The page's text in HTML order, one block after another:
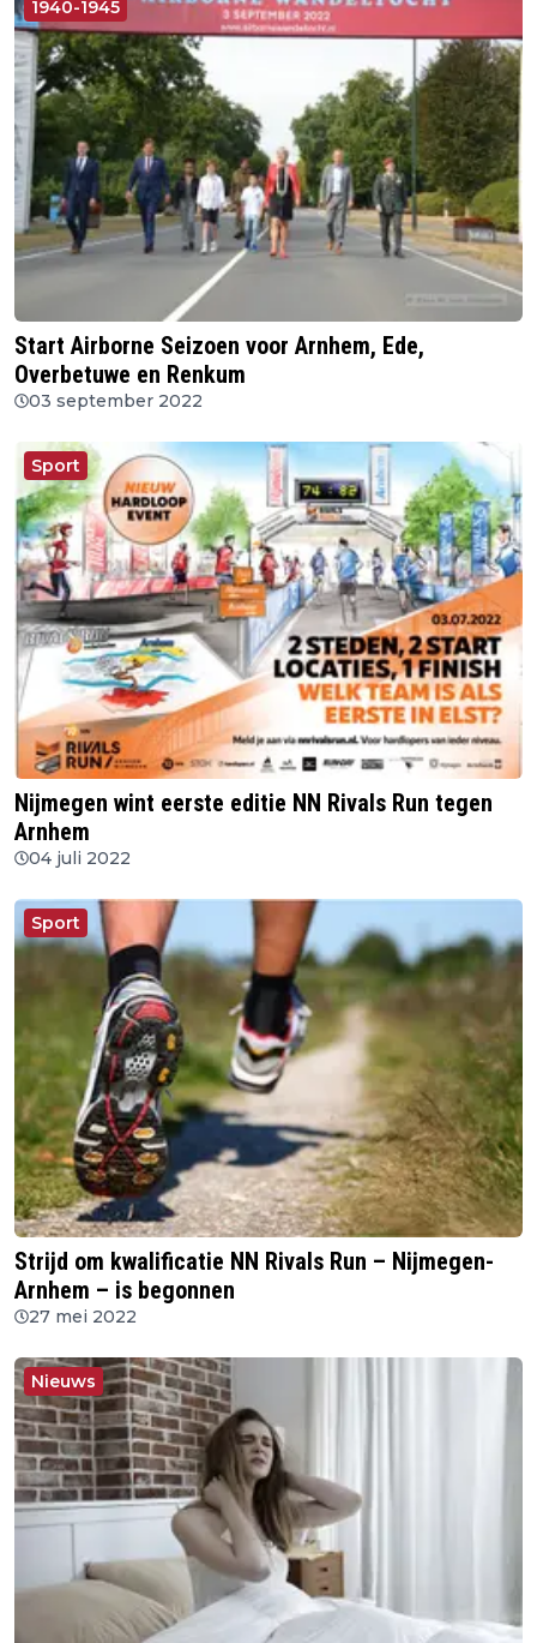
1940-1945
Start Airborne Seizoen voor Arnhem, Ede,
Overbetuwe en Renkum
03 september 2022
Sport
Nijmegen wint eerste editie NN Rivals Run tegen
Arnhem
04 juli 2022
Sport
Strijd om kwalificatie NN Rivals Run – Nijmegen-
Arnhem – is begonnen
27 mei 2022
Nieuws